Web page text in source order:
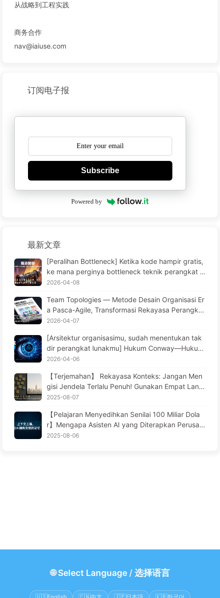
从战略到工程实践
商务合作
nav@iaiuse.com
订阅电子报
Subscribe
Powered by
最新文章
[Peralihan Bottleneck] Ketika kode hampir gratis,
ke mana perginya bottleneck teknik perangkat lu
nak? Transformasi Teknik Perangkat Lunak di Era
2026-04-08
Team Topologies — Metode Desain Organisasi Er
a Pasca-Agile, Transformasi Rekayasa Perangkat
Lunak di Era AI (Learn AI Slowly 172)
2026-04-07
[Arsitektur organisasimu, sudah menentukan tak
dir perangkat lunakmu] Hukum Conway—Hukum
Manajemen yang Diremehkan Selama 56 Tahun T
—Belajar AI Secara Perlahan 171
2026-04-06
【Terjemahan】 Rekayasa Konteks: Jangan Men
gisi Jendela Terlalu Penuh! Gunakan Empat Lang
kah "Menulis, Menyaring, Mengompres, dan Men
bingungkan, Jaga Kebisingan di Luar Jendela —
Pelajari AI Perlahan 170
2025-08-07
【Pelajaran Menyedihkan Senilai 100 Miliar Dola
r】Mengapa Asisten AI yang Diterapkan Perusah
aan dengan Biaya Besar Selalu "Lupa" pada Saat
2025-08-06
🌐Select Language/ 选择语言